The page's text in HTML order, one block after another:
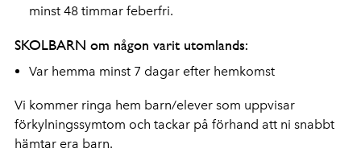
minst 48 timmar feberfri.
SKOLBARN om någon varit utomlands:
Var hemma minst 7 dagar efter hemkomst
Vi kommer ringa hem barn/elever som uppvisar
förkylningssymtom och tackar på förhand att ni snabbt
hämtar era barn.